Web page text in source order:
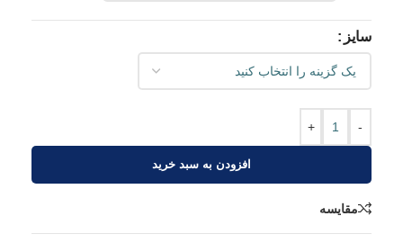
سایز
-
+
افزودن به سبد خرید
مقایسه